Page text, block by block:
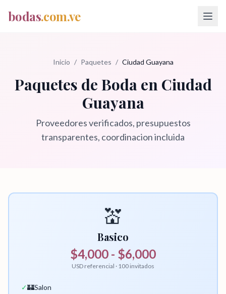
bodas.com.ve
Inicio / Paquetes / Ciudad Guayana
Paquetes de Boda en Ciudad
Guayana
Proveedores verificados, presupuestos
transparentes, coordinacion incluida
💒
Basico
$4,000 - $6,000
USD referencial · 100 invitados
✓🏰Salon